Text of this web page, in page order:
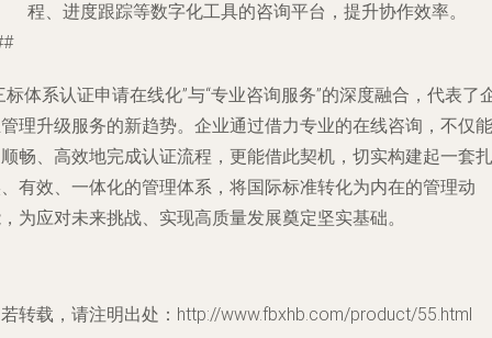
程、进度跟踪等数字化工具的咨询平台，提升协作效率。
标体系认证申请在线化”与“专业咨询服务”的深度融合，代表了
理升级服务的新趋势。企业通过借力专业的在线咨询，不仅能
畅、高效地完成认证流程，更能借此契机，切实构建起一套扎
有效、一体化的管理体系，将国际标准转化为内在的管理动
为应对未来挑战、实现高质量发展奠定坚实基础。
转载，请注明出处：http://www.fbxhb.com/product/55.html